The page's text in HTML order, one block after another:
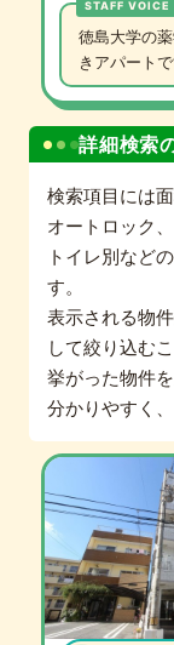
徳島大学の
きアパート
詳細検索
検索項目には
オートロック
トイレ別など
す。
表示される物
して絞り込む
挙がった物件
分かりやすく